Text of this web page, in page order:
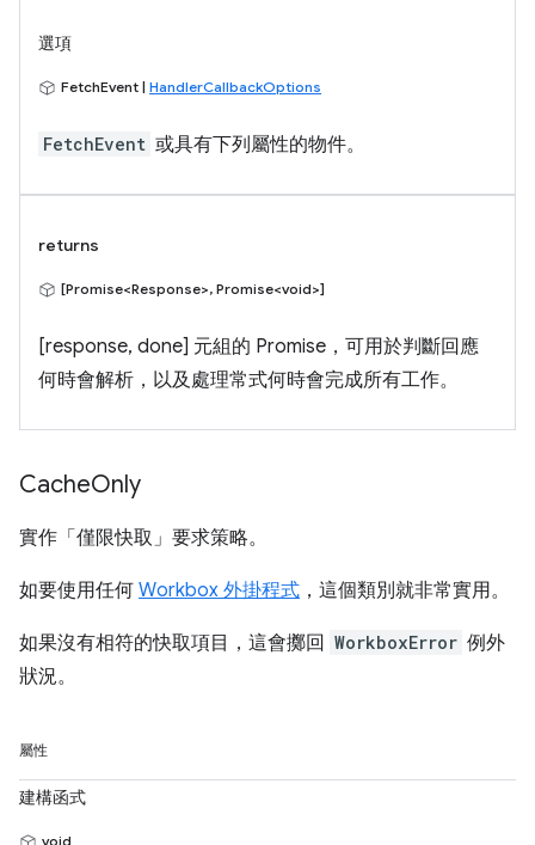
選項
FetchEvent | HandlerCallbackOptions
FetchEvent 或具有下列屬性的物件。
returns
[Promise<Response>, Promise<void>]
[response, done] 元組的 Promise，可用於判斷回應
何時會解析，以及處理常式何時會完成所有工作。
CacheOnly
實作「僅限快取」 要求策略。
如要使用任何 Workbox 外掛程式 ，這個類別就非常實用。
如果沒有相符的快取項目，這會擲回 WorkboxError 例外
狀況。
屬性
建構函式
void